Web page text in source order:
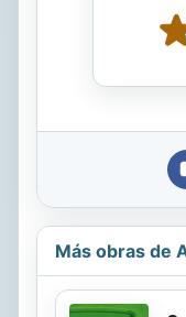
Más obras de